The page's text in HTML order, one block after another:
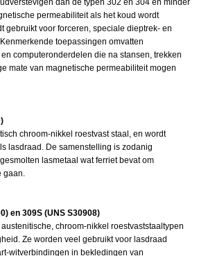
permeabiliteit als het koud wordt
gebruikt voor forceren, speciale dieptrek- en
toepassingen omvatten
computeronderdelen die na stansen, trekken
mate van magnetische permeabiliteit mogen
chroom-nikkel roestvast staal, en wordt
lasdraad. De samenstelling is zodanig
lasmetaal wat ferriet bevat om
en 309S (UNS S30908)
chroom-nikkel roestvaststaaltypen
Ze worden veel gebruikt voor lasdraad
witverbindingen in bekledingen van